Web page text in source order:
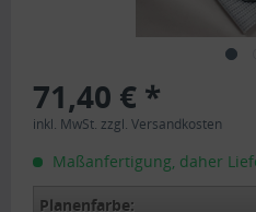
71,40 € *
inkl. MwSt. zzgl. Versandkosten
Maßanfertigung, daher
Planenfarbe: